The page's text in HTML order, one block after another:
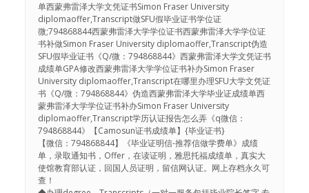
单西蒙弗雷泽大学文凭证书Simon Fraser University
diplomaoffer,Transcript做SFU假毕业证书学位证
微;794868844西蒙弗雷泽大学学位证书西蒙弗雷泽大学学位证
书补做Simon Fraser University diplomaoffer,Transcript伪造
SFU假毕业证书《Q/微：794868844》西蒙弗雷泽大学文凭证书
成绩单GPA修改西蒙弗雷泽大学学位证书补办Simon Fraser
University diplomaoffer,Transcript在哪里办理SFU大学文凭证
书《Q/微：794868844》伪造西蒙弗雷泽大学毕业证成绩单西
蒙弗雷泽大学学位证书补办Simon Fraser University
diplomaoffer,Transcript学历认证报告怎么弄《q微信：
794868844》【Camosun证书成绩单】{毕业证书}
【微信：794868844】《毕业证明信-推荐信做学费单》成绩
单，录取通知书，Offer，在读证明，雅思托福成绩单，真实大
使馆教育部认证，回国人员证明，留信网认证。网上存档永久可
查！